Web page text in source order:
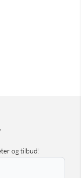
og tilbud!